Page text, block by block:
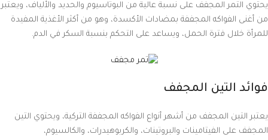
يحتوي التمر المجفف على نسبة عالية من البوتاسيوم والحديد والألياف، ويعتبر
من أغنى الفواكه المجففة بمضادات الأكسدة، وهو من أكثر الأغذية المفيدة
للمرأة خلال فترة الحمل، ويساعد على التحكم بنسبة السكر في الدم.
فوائد التين المجفف
يعتبر التين المجفف من أشهر أنواع الفواكه المجففة التركية، ويحتوي التين
المجفف على الفيتامينات والبروتينات، والكربوهيدرات، والكالسيوم،